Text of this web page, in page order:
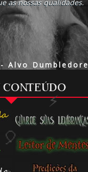
as nossas qualidades.
- Alvo Dumbledore
CONTEÚDO